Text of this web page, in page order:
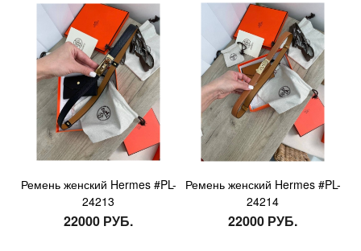
Ремень женский Hermes #PL-
24213
22000 РУБ.
Ремень женский Hermes #PL-
24214
22000 РУБ.